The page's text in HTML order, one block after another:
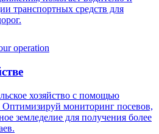
транспортных средств для
хозяйство с помощью
мониторинг посевов,
земледелие для получения более